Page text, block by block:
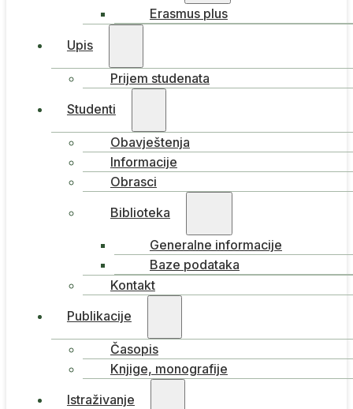
Erasmus plus
Upis
Prijem studenata
Studenti
Obavještenja
Informacije
Obrasci
Biblioteka
Generalne informacije
Baze podataka
Kontakt
Publikacije
Časopis
Knjige, monografije
Istraživanje